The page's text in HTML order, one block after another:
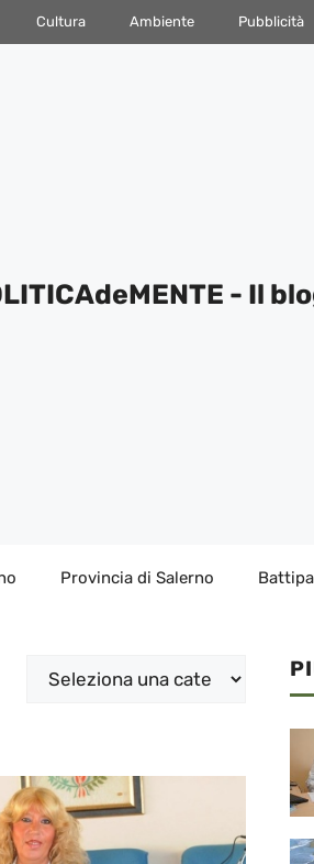
Cultura Ambiente Pubblicità
- Il
Provincia di Salerno
Categorie